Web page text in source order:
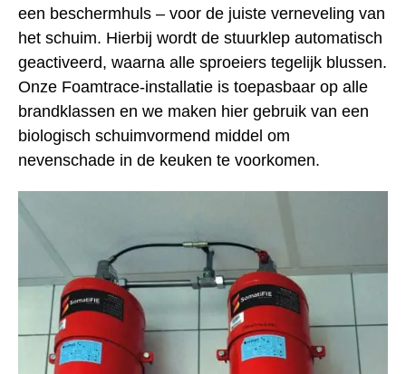
een beschermhuls – voor de juiste verneveling van
het schuim. Hierbij wordt de stuurklep automatisch
geactiveerd, waarna alle sproeiers tegelijk blussen.
Onze Foamtrace-installatie is toepasbaar op alle
brandklassen en we maken hier gebruik van een
biologisch schuimvormend middel om
nevenschade in de keuken te voorkomen.